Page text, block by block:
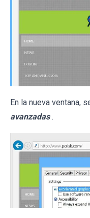
En la nueva ventana,
avanzadas .